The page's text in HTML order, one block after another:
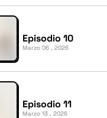
Episodio 10
Marzo 06 , 2026
Episodio 11
Marzo 13 , 2026